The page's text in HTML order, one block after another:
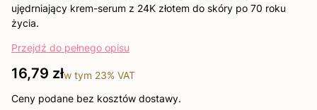
ujędrniający krem-serum z 24K złotem do skóry po 70 roku
życia.
Przejdź do pełnego opisu
Cena
16,79 złw tym 23% VAT
Ceny podane bez kosztów dostawy.